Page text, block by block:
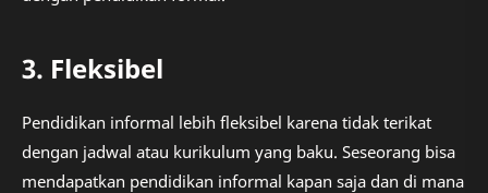
3. Fleksibel
Pendidikan informal lebih fleksibel karena tidak terikat
dengan jadwal atau kurikulum yang baku. Seseorang bisa
mendapatkan pendidikan informal kapan saja dan di mana